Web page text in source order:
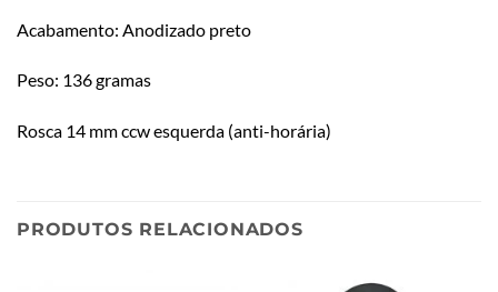
Acabamento: Anodizado preto
Peso: 136 gramas
Rosca 14 mm ccw esquerda (anti-horária)
PRODUTOS RELACIONADOS